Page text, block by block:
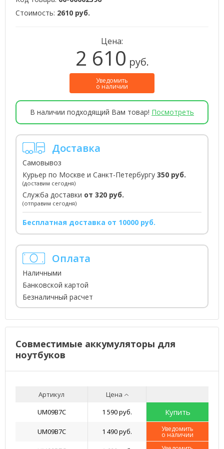
Стоимость: 2610 руб.
Цена:
2 610 руб.
Уведомить
о наличии
В наличии подходящий Вам товар! Посмотреть
Доставка
Самовывоз
Курьер по Москве и Санкт-Петербургу 350 руб.
(доставим сегодня)
Служба доставки от 320 руб.
(отправим сегодня)
Бесплатная доставка от 10000 руб.
Оплата
Наличными
Банковской картой
Безналичный расчет
Совместимые аккумуляторы для
ноутбуков
Артикул
Цена
UM09B7C
1 590 руб. Купить
UM09B7C 1 490 руб. Уведомить
о наличии